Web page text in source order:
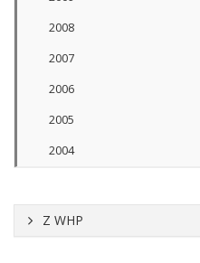
2008
2007
2006
2005
2004
Z WHP